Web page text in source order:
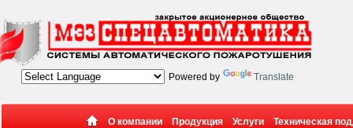
Powered by Translate
О компании Продукция Услуги Техническая